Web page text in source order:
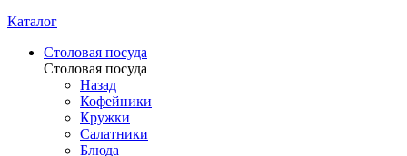
Каталог
Столовая посуда
Столовая посуда
Назад
Кофейники
Кружки
Салатники
Блюда